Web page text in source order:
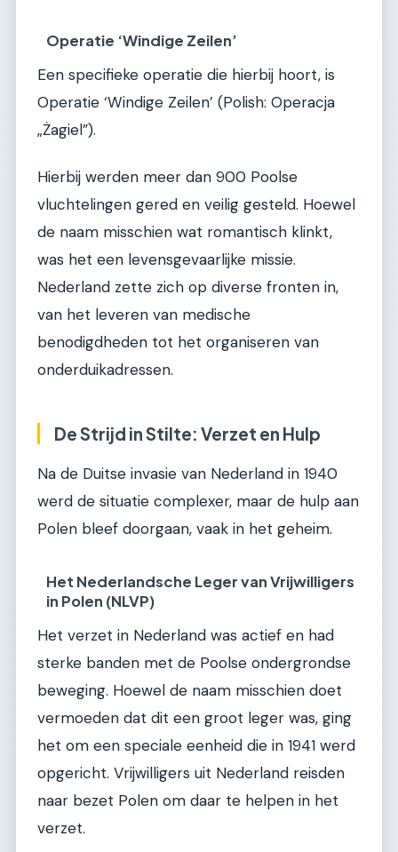
Operatie ‘Windige Zeilen’
Een specifieke operatie die hierbij hoort, is
Operatie ‘Windige Zeilen’ (Polish: Operacja
„Żagiel”).
Hierbij werden meer dan 900 Poolse
vluchtelingen gered en veilig gesteld. Hoewel
de naam misschien wat romantisch klinkt,
was het een levensgevaarlijke missie.
Nederland zette zich op diverse fronten in,
van het leveren van medische
benodigdheden tot het organiseren van
onderduikadressen.
De Strijd in Stilte: Verzet en Hulp
Na de Duitse invasie van Nederland in 1940
werd de situatie complexer, maar de hulp aan
Polen bleef doorgaan, vaak in het geheim.
Het Nederlandsche Leger van Vrijwilligers
in Polen (NLVP)
Het verzet in Nederland was actief en had
sterke banden met de Poolse ondergrondse
beweging. Hoewel de naam misschien doet
vermoeden dat dit een groot leger was, ging
het om een speciale eenheid die in 1941 werd
opgericht. Vrijwilligers uit Nederland reisden
naar bezet Polen om daar te helpen in het
verzet.